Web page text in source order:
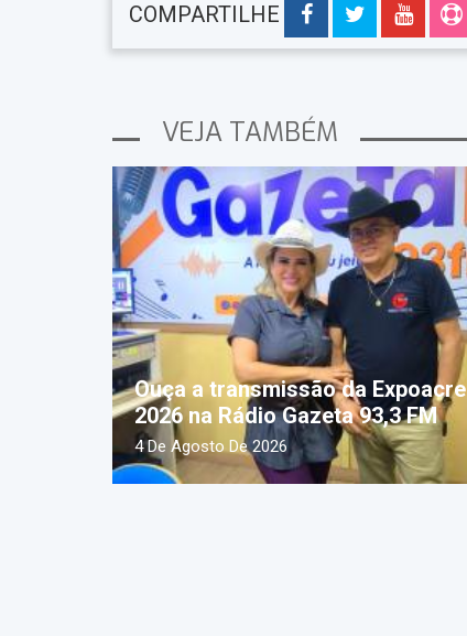
COMPARTILHE
VEJA TAMBÉM
Ouça a transmissão da Expoacre
2026 na Rádio Gazeta 93,3 FM
4 De Agosto De 2026